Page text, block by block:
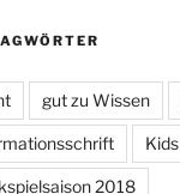
gut zu Wissen
Kids
2018